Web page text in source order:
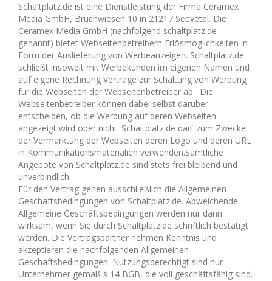
Schaltplatz.de ist eine Dienstleistung der Firma Ceramex
Media GmbH, Bruchwiesen 10 in 21217 Seevetal. Die
Ceramex Media GmbH (nachfolgend schaltplatz.de
genannt) bietet Webseitenbetreibern Erlösmöglichkeiten in
Form der Auslieferung von Werbeanzeigen. Schaltplatz.de
schließt insoweit mit Werbekunden im eigenen Namen und
auf eigene Rechnung Verträge zur Schaltung von Werbung
für die Webseiten der Webseitenbetreiber ab. Die
Webseitenbetreiber können dabei selbst darüber
entscheiden, ob die Werbung auf deren Webseiten
angezeigt wird oder nicht. Schaltplatz.de darf zum Zwecke
der Vermarktung der Webseiten deren Logo und deren URL
in Kommunikationsmaterialien verwenden.Sämtliche
Angebote von Schaltplatz.de sind stets frei bleibend und
unverbindlich.
Für den Vertrag gelten ausschließlich die Allgemeinen
Geschäftsbedingungen von Schaltplatz.de. Abweichende
Allgemeine Geschäftsbedingungen werden nur dann
wirksam, wenn Sie durch Schaltplatz.de schriftlich bestätigt
werden. Die Vertragspartner nehmen Kenntnis und
akzeptieren die nachfolgenden Allgemeinen
Geschäftsbedingungen. Nutzungsberechtigt sind nur
Unternehmer gemäß § 14 BGB, die voll geschäftsfähig sind.